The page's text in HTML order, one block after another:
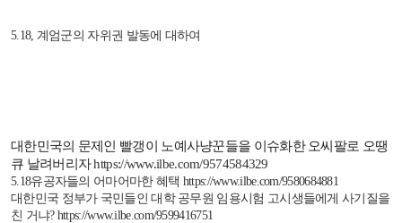
5.18, 계엄군의 자위권 발동에 대하여
대한민국의 문제인 빨갱이 노예사냥꾼들을 이슈화한 오씨팔로 오땡
큐 날려버리자 https://www.ilbe.com/9574584329
5.18유공자들의 어마어마한 혜택 https://www.ilbe.com/9580684881
대한민국 정부가 국민들인 대학 공무원 임용시험 고시생들에게 사기질을
친 거냐? https://www.ilbe.com/9599416751